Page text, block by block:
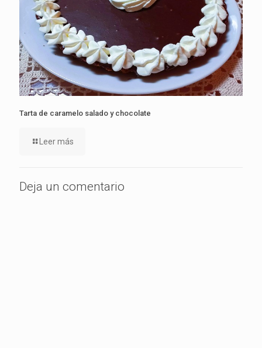
Tarta de caramelo salado y chocolate
Leer más
Deja un comentario